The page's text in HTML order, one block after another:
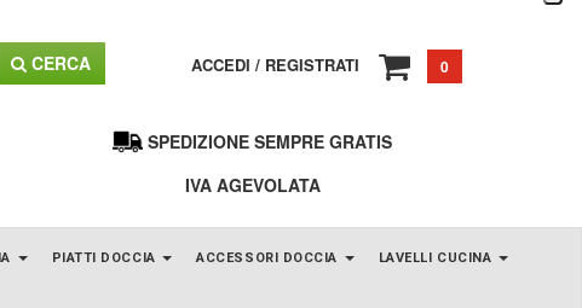
CERCA ACCEDI / REGISTRATI 0
SPEDIZIONE SEMPRE GRATIS
IVA AGEVOLATA
PIATTI DOCCIA ACCESSORI DOCCIA LAVELLI CUCINA